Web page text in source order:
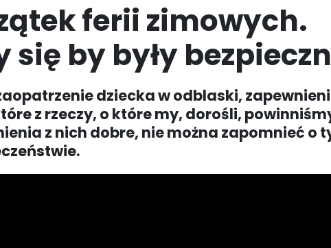
ferii zimowych.
by były
dziecka w odblaski,
z rzeczy, o które my, dorośli,
z nich dobre, nie można zapomnieć o